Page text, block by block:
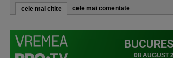
cele mai citite cele mai comentate